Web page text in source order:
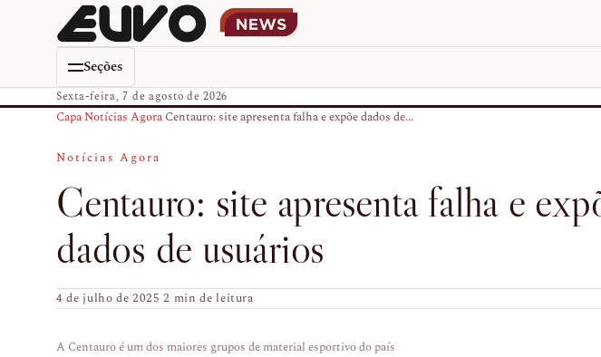
Seções
Sexta-feira, 7 de agosto de 2026
Capa›Notícias Agora›Centauro: site apresenta falha e expõe dados de...
Notícias Agora
Centauro: site apresenta falha e
dados de usuários
4 de julho de 2025·2 min de leitura
A Centauro é um dos maiores grupos de material esportivo do país